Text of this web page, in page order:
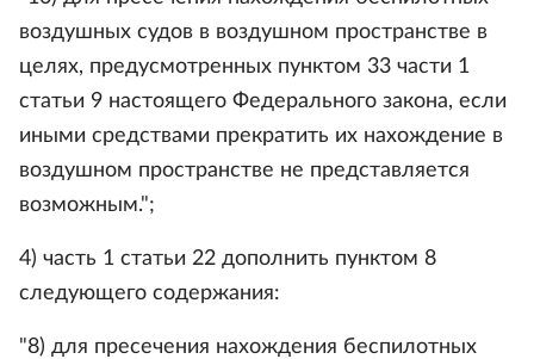
воздушных судов в воздушном пространстве в
целях, предусмотренных пунктом 33 части 1
статьи 9 настоящего Федерального закона, если
иными средствами прекратить их нахождение в
воздушном пространстве не представляется
возможным.";
4) часть 1 статьи 22 дополнить пунктом 8
следующего содержания:
"8) для пресечения нахождения беспилотных